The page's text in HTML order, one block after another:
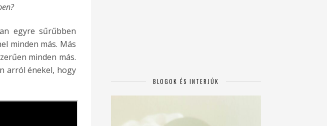
egyre sűrűbben
minden más. Más
minden más.
arról énekel, hogy
BLOGOK ÉS INTERJÚK